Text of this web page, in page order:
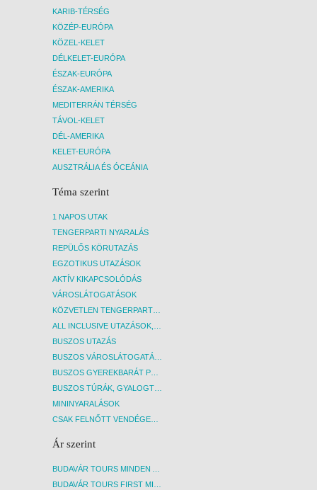
KARIB-TÉRSÉG
KÖZÉP-EURÓPA
KÖZEL-KELET
DÉLKELET-EURÓPA
ÉSZAK-EURÓPA
ÉSZAK-AMERIKA
MEDITERRÁN TÉRSÉG
TÁVOL-KELET
DÉL-AMERIKA
KELET-EURÓPA
AUSZTRÁLIA ÉS ÓCEÁNIA
Téma szerint
1 NAPOS UTAK
TENGERPARTI NYARALÁS
REPÜLŐS KÖRUTAZÁS
EGZOTIKUS UTAZÁSOK
AKTÍV KIKAPCSOLÓDÁS
VÁROSLÁTOGATÁSOK
KÖZVETLEN TENGERPARTI SZÁLLÁSOK
ALL INCLUSIVE UTAZÁSOK, NYARALÁSOK
BUSZOS UTAZÁS
BUSZOS VÁROSLÁTOGATÁSOK
BUSZOS GYEREKBARÁT PROGRAMOK
BUSZOS TÚRÁK, GYALOGTÚRÁK
MININYARALÁSOK
CSAK FELNŐTT VENDÉGEKET FOGADÓ SZÁLLÁSOK
Ár szerint
BUDAVÁR TOURS MINDEN AKCIÓS ÚT
BUDAVÁR TOURS FIRST MINUTE AKCIÓS UTAK